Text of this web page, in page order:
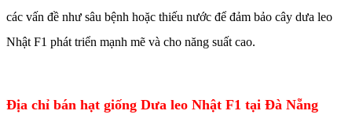
các vấn đề như sâu bệnh hoặc thiếu nước để đảm bảo cây dưa leo
Nhật F1 phát triển mạnh mẽ và cho năng suất cao.
Địa chỉ bán hạt giống Dưa leo Nhật F1 tại Đà Nẵng